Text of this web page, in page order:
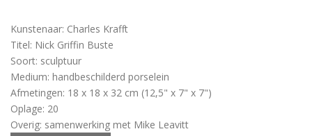
Kunstenaar: Charles Krafft
Titel: Nick Griffin Buste
Soort: sculptuur
Medium: handbeschilderd porselein
Afmetingen: 18 x 18 x 32 cm (12,5" x 7" x 7")
Oplage: 20
Overig: samenwerking met Mike Leavitt